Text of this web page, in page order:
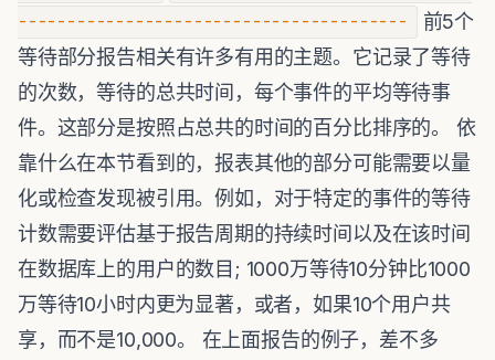
----------------------------------------
前5个
等待部分报告相关有许多有用的主题。它记录了等待
的次数，等待的总共时间，每个事件的平均等待事
件。这部分是按照占总共的时间的百分比排序的。 依
靠什么在本节看到的，报表其他的部分可能需要以量
化或检查发现被引用。例如，对于特定的事件的等待
计数需要评估基于报告周期的持续时间以及在该时间
在数据库上的用户的数目; 1000万等待10分钟比1000
万等待10小时内更为显著，或者，如果10个用户共
享，而不是10,000。 在上面报告的例子，差不多